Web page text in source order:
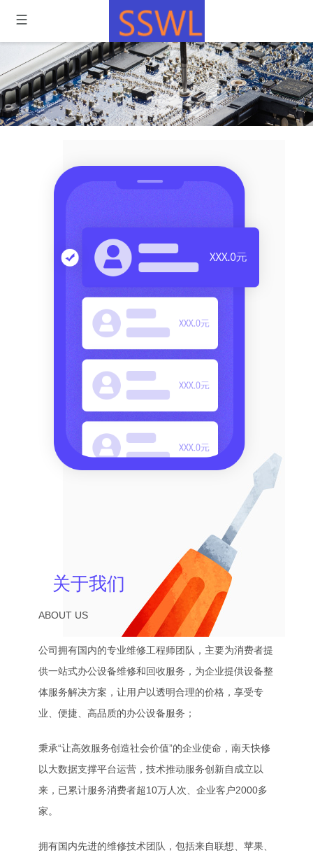
关于我们
ABOUT US
公司拥有国内的专业维修工程师团队，主要为消费者提
供一站式办公设备维修和回收服务，为企业提供设备整
体服务解决方案，让用户以透明合理的价格，享受专
业、便捷、高品质的办公设备服务；
秉承“让高效服务创造社会价值”的企业使命，南天快修
以大数据支撑平台运营，技术推动服务创新自成立以
来，已累计服务消费者超10万人次、企业客户2000多
家。
拥有国内先进的维修技术团队，包括来自联想、苹果、